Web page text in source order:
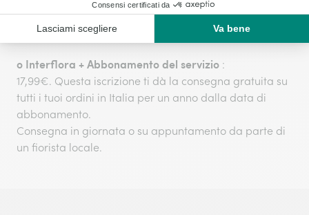
Spese di consegna:
9,99€
o Interflora + Abbonamento del servizio :
17,99€. Questa iscrizione ti dà la consegna gratuita su
tutti i tuoi ordini in Italia per un anno dalla data di
abbonamento.
Consegna in giornata o su appuntamento da parte di
un fiorista locale.